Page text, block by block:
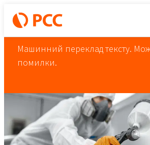
Машинний переклад тексту.
помилки.